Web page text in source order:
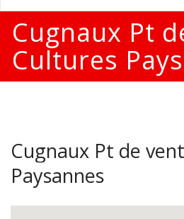
Cugnaux Pt
Cultures
Cugnaux Pt de
Paysannes